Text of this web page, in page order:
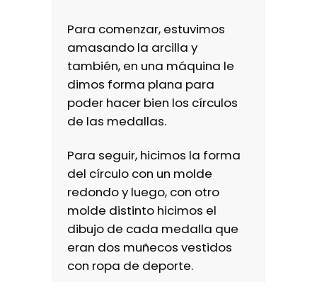
Para comenzar, estuvimos
amasando la arcilla y
también, en una máquina le
dimos forma plana para
poder hacer bien los círculos
de las medallas.
Para seguir, hicimos la forma
del círculo con un molde
redondo y luego, con otro
molde distinto hicimos el
dibujo de cada medalla que
eran dos muñecos vestidos
con ropa de deporte.